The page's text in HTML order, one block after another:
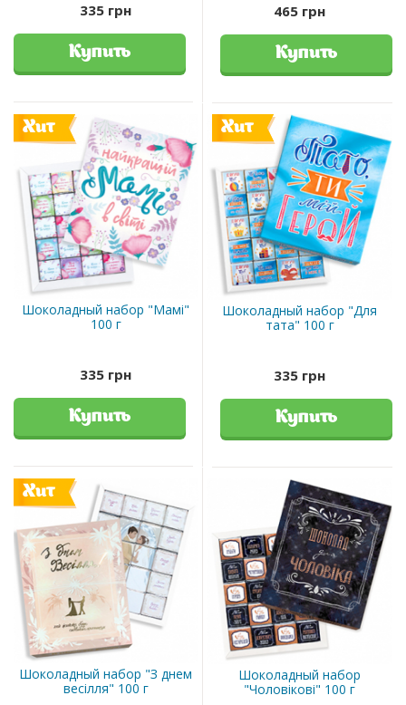
335 грн
Купить
465 грн
Купить
Хит
Шоколадный набор "Мамі"
100 г
335 грн
Купить
Хит
Шоколадный набор "Для
тата" 100 г
335 грн
Купить
Хит
Шоколадный набор "З днем
весілля" 100 г
Шоколадный набор
"Чоловікові" 100 г